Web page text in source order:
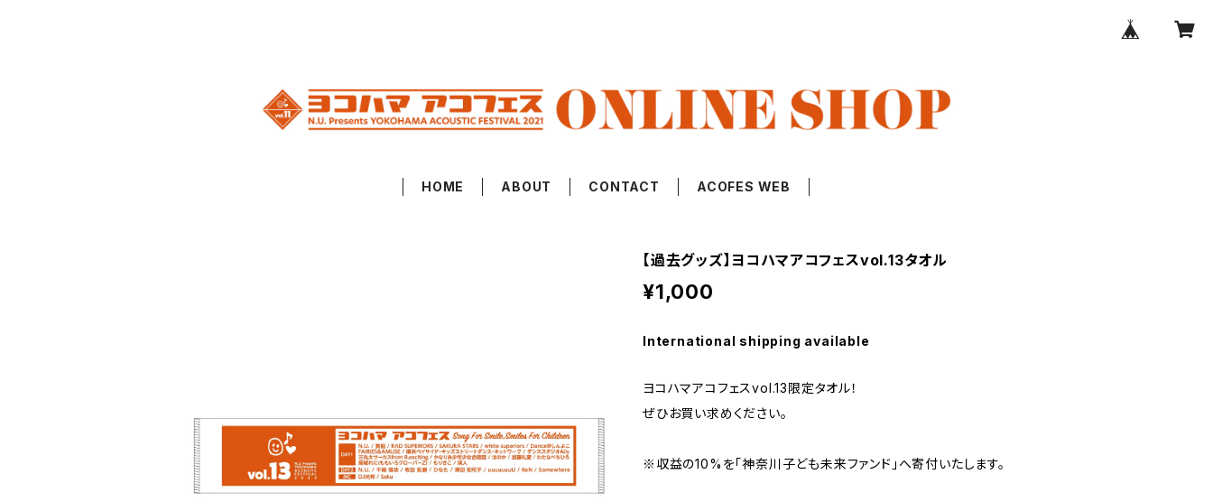
HOME ABOUT CONTACT ACOFES WEB
【過去グッズ】ヨコハマアコフェスvol.13タオル
¥1,000
International shipping available
ヨコハマアコフェスvol.13限定タオル！
ぜひお買い求めください。
※収益の10%を「神奈川子ども未来ファンド」へ寄付いたします。